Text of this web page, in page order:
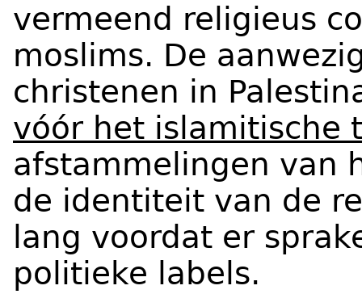
vermeend religieus
moslims. De
christenen in
vóór het islamitische
afstammelingen van
de identiteit van de
lang voordat er
politieke labels.